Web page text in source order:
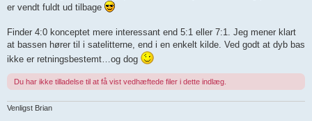
er vendt fuldt ud tilbage
Finder 4:0 konceptet mere interessant end 5:1 eller 7:1. Jeg mener klart
at bassen hører til i satelitterne, end i en enkelt kilde. Ved godt at dyb bas
ikke er retningsbestemt…og dog
Du har ikke tilladelse til at få vist vedhæftede filer i dette indlæg.
Venligst Brian